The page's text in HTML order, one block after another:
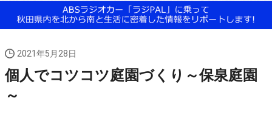
2021年5月28日
個人でコツコツ庭園づくり～保泉庭園
～